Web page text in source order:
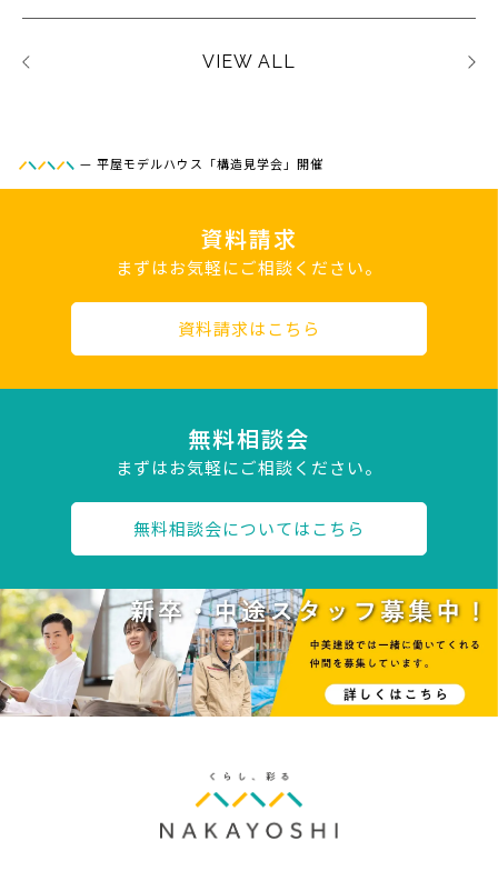
VIEW ALL
— 平屋モデルハウス「構造見学会」開催
資料請求
まずはお気軽にご相談ください。
資料請求はこちら
無料相談会
まずはお気軽にご相談ください。
無料相談会についてはこちら